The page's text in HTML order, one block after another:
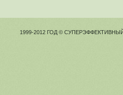
1999-2012 ГОД ©